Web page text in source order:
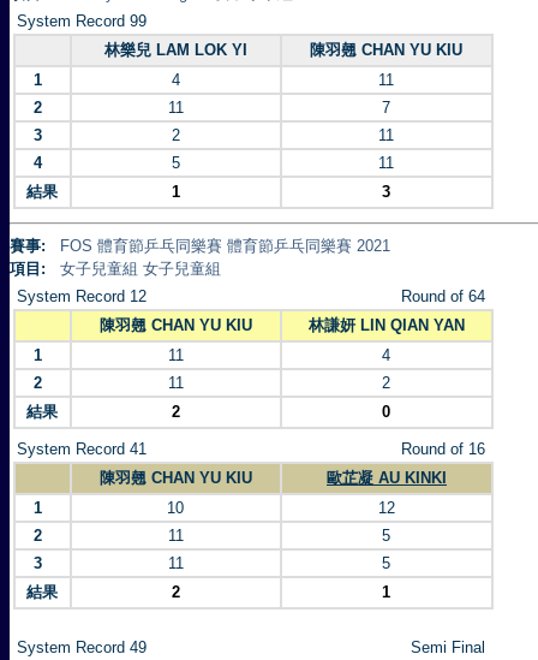
System Record 99
林樂兒 LAM LOK YI
陳羽翹 CHAN YU KIU
1
4
11
2
11
7
3
2
11
4
5
11
結果
1 3
賽事:
FOS 體育節乒乓同樂賽 體育節乒乓同樂賽 2021
項目:
女子兒童組 女子兒童組
System Record 12
Round of 64
陳羽翹 CHAN YU KIU
林謙妍 LIN QIAN YAN
1
11
4
2
11
2
結果
2 0
System Record 41
Round of 16
陳羽翹 CHAN YU KIU
歐芷凝 AU KINKI
1
10
12
2
11
5
3
11
5
結果
2 1
System Record 49 Semi Final